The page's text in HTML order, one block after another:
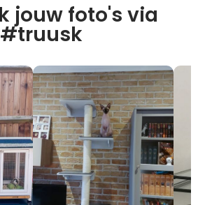
jouw foto's via
#truusk